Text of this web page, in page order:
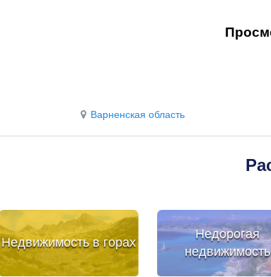
Варненская область
Недвижимость в горах
Недорогая
недвижимость